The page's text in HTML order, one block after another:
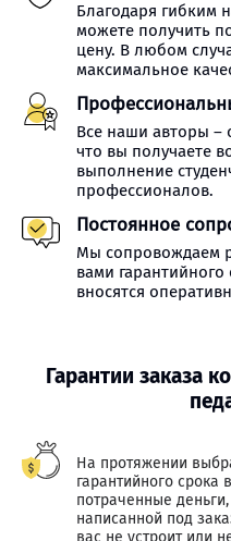
Благодаря гибким
можете получить
цену. В любом
максимальное
Все наши авторы –
что вы получаете
выполнение
профессионалов.
Постоянное
Мы сопровождаем
вами
вносятся
Гарантии заказа
На протяжении
гарантийного срока
потраченные
написанной под
вас не устроит или